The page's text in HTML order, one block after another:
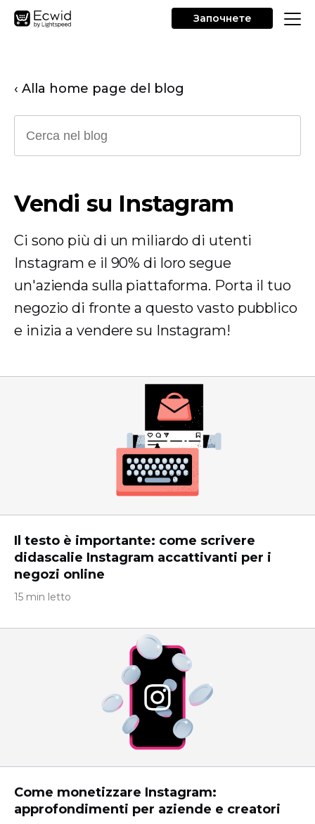
Започнете
‹ Alla home page del blog
Vendi su Instagram
Ci sono più di un miliardo di utenti
Instagram e il 90% di loro segue
un'azienda sulla piattaforma. Porta il tuo
negozio di fronte a questo vasto pubblico
e inizia a vendere su Instagram!
Il testo è importante: come scrivere
didascalie Instagram accattivanti per i
negozi online
15 min letto
Come monetizzare Instagram:
approfondimenti per aziende e creatori